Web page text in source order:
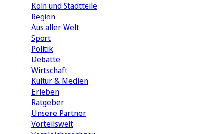
Köln und Stadtteile
Region
Aus aller Welt
Sport
Politik
Debatte
Wirtschaft
Kultur & Medien
Erleben
Ratgeber
Unsere Partner
Vorteilswelt